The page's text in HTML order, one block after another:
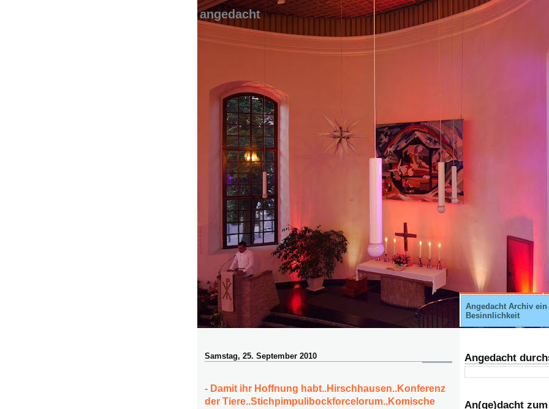
angedacht
Angedacht Archiv
Besinnlichkeit
Samstag, 25. September 2010
- Damit ihr Hoffnung habt..Hirschhausen..Konferenz
der Tiere..Stichpimpulibockforcelorum..Komische
Angedacht
An(ge)dacht